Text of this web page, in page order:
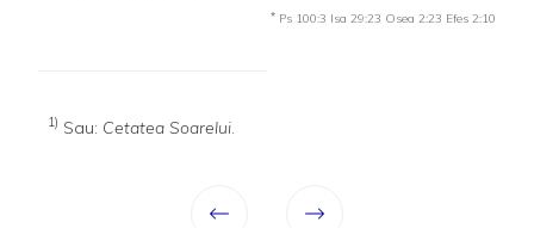
* Ps 100:3 Isa 29:23 Osea 2:23 Efes 2:10
1) Sau: Cetatea Soarelui